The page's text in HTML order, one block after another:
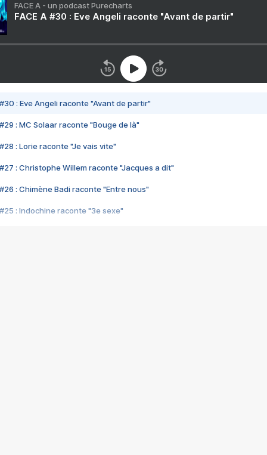
FACE A - un podcast Purecharts
FACE A #30 : Eve Angeli raconte "Avant de partir"
#30 : Eve Angeli raconte "Avant de partir"
#29 : MC Solaar raconte "Bouge de là"
#28 : Lorie raconte "Je vais vite"
#27 : Christophe Willem raconte "Jacques a dit"
#26 : Chimène Badi raconte "Entre nous"
#25 : Indochine raconte "3e sexe"